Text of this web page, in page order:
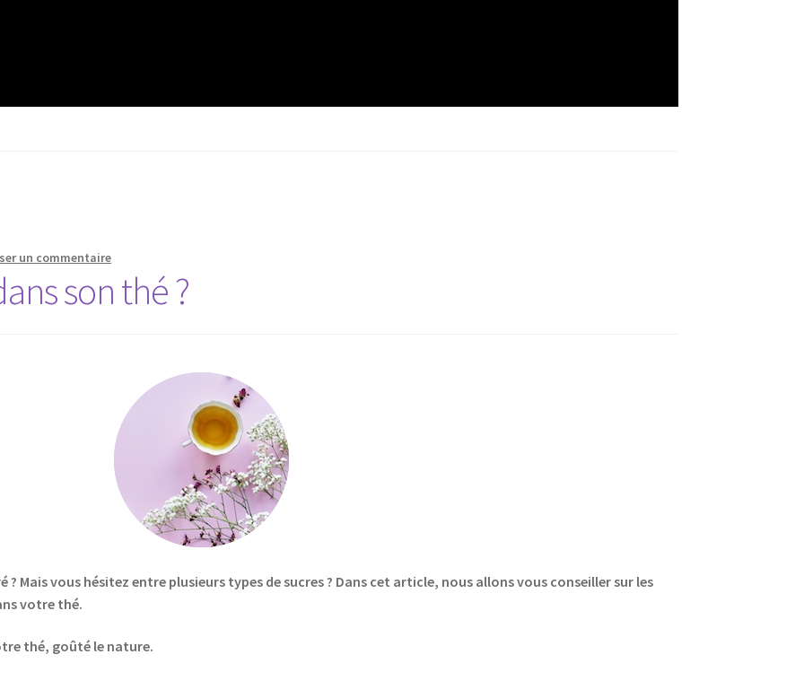
un commentaire
son thé ?
? Mais vous hésitez entre plusieurs types de sucres ? Dans cet article, nous allons vous conseiller sur les
votre thé.
thé, goûté le nature.